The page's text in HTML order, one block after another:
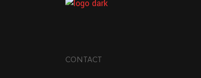
CONTACT